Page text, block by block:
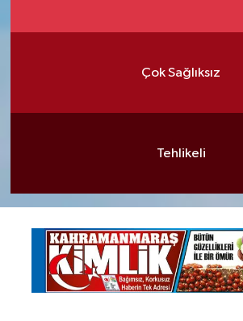
Çok Sağlıksız
Tehlikeli